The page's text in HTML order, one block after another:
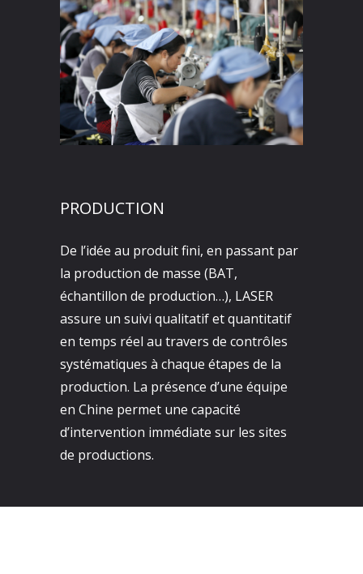
PRODUCTION
De l’idée au produit fini, en passant par
la production de masse (BAT,
échantillon de production…), LASER
assure un suivi qualitatif et quantitatif
en temps réel au travers de contrôles
systématiques à chaque étapes de la
production. La présence d’une équipe
en Chine permet une capacité
d’intervention immédiate sur les sites
de productions.